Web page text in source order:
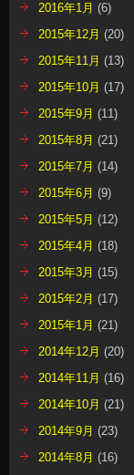
2016年1月 (6)
2015年12月 (20)
2015年11月 (13)
2015年10月 (17)
2015年9月 (11)
2015年8月 (21)
2015年7月 (14)
2015年6月 (9)
2015年5月 (12)
2015年4月 (18)
2015年3月 (15)
2015年2月 (17)
2015年1月 (21)
2014年12月 (20)
2014年11月 (16)
2014年10月 (21)
2014年9月 (23)
2014年8月 (16)